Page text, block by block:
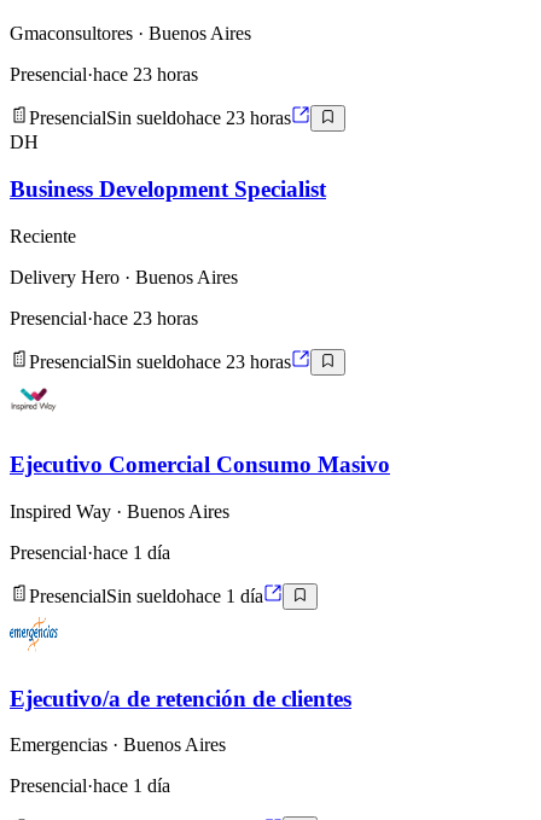
Gmaconsultores · Buenos Aires
Presencial·hace 23 horas
PresencialSin sueldohace 23 horas
DH
Business Development Specialist
Reciente
Delivery Hero · Buenos Aires
Presencial·hace 23 horas
PresencialSin sueldohace 23 horas
Ejecutivo Comercial Consumo Masivo
Inspired Way · Buenos Aires
Presencial·hace 1 día
PresencialSin sueldohace 1 día
Ejecutivo/a de retención de clientes
Emergencias · Buenos Aires
Presencial·hace 1 día